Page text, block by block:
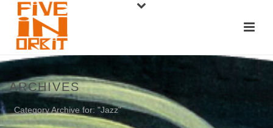
ARCHIVES
Category Archive for: "Jazz"